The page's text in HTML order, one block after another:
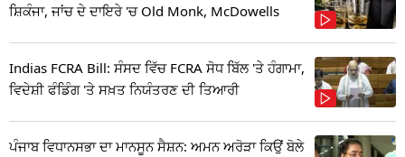
ਸ਼ਿਕੰਜਾ, ਜਾਂਚ ਦੇ ਦਾਇਰੇ 'ਚ Old Monk, McDowells
Indias FCRA Bill: ਸੰਸਦ ਵਿੱਚ FCRA ਸੋਧ ਬਿੱਲ 'ਤੇ ਹੰਗਾਮਾ,
ਵਿਦੇਸ਼ੀ ਫੰਡਿੰਗ 'ਤੇ ਸਖ਼ਤ ਨਿਯੰਤਰਣ ਦੀ ਤਿਆਰੀ
ਪੰਜਾਬ ਵਿਧਾਨਸਭਾ ਦਾ ਮਾਨਸੂਨ ਸੈਸ਼ਨ: ਅਮਨ ਅਰੋੜਾ ਕਿਉਂ ਬੋਲੇ